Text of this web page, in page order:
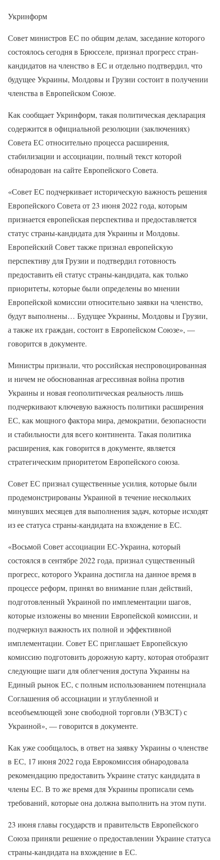
Укринформ
Совет министров ЕС по общим делам, заседание которого
состоялось сегодня в Брюсселе, признал прогресс стран-
кандидатов на членство в ЕС и отдельно подтвердил, что
будущее Украины, Молдовы и Грузии состоит в получении
членства в Европейском Союзе.
Как сообщает Укринформ, такая политическая декларация
содержится в официальной резолюции (заключениях)
Совета ЕС относительно процесса расширения,
стабилизации и ассоциации, полный текст которой
обнародован на сайте Европейского Совета.
«Совет ЕС подчеркивает историческую важность решения
Европейского Совета от 23 июня 2022 года, которым
признается европейская перспектива и предоставляется
статус страны-кандидата для Украины и Молдовы.
Европейский Совет также признал европейскую
перспективу для Грузии и подтвердил готовность
предоставить ей статус страны-кандидата, как только
приоритеты, которые были определены во мнении
Европейской комиссии относительно заявки на членство,
будут выполнены… Будущее Украины, Молдовы и Грузии,
а также их граждан, состоит в Европейском Союзе», —
говорится в документе.
Министры признали, что российская неспровоцированная
и ничем не обоснованная агрессивная война против
Украины и новая геополитическая реальность лишь
подчеркивают ключевую важность политики расширения
ЕС, как мощного фактора мира, демократии, безопасности
и стабильности для всего континента. Такая политика
расширения, как говорится в документе, является
стратегическим приоритетом Европейского союза.
Совет ЕС признал существенные усилия, которые были
продемонстрированы Украиной в течение нескольких
минувших месяцев для выполнения задач, которые исходят
из ее статуса страны-кандидата на вхождение в ЕС.
«Восьмой Совет ассоциации ЕС-Украина, который
состоялся в сентябре 2022 года, признал существенный
прогресс, которого Украина достигла на данное время в
процессе реформ, принял во внимание план действий,
подготовленный Украиной по имплементации шагов,
которые изложены во мнении Европейской комиссии, и
подчеркнул важность их полной и эффективной
имплементации. Совет ЕС приглашает Европейскую
комиссию подготовить дорожную карту, которая отобразит
следующие шаги для облегчения доступа Украины на
Единый рынок ЕС, с полным использованием потенциала
Соглашения об ассоциации и углубленной и
всеобъемлющей зоне свободной торговли (УВЗСТ) с
Украиной», — говорится в документе.
Как уже сообщалось, в ответ на заявку Украины о членстве
в ЕС, 17 июня 2022 года Еврокомиссия обнародовала
рекомендацию предоставить Украине статус кандидата в
члены ЕС. В то же время для Украины прописали семь
требований, которые она должна выполнить на этом пути.
23 июня главы государств и правительств Европейского
Союза приняли решение о предоставлении Украине статуса
страны-кандидата на вхождение в ЕС.